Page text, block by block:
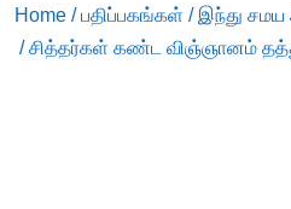
Home /பதிப்பகங்கள் / இந்து
/ சித்தர்கள் கண்ட விஞ்ஞானம்